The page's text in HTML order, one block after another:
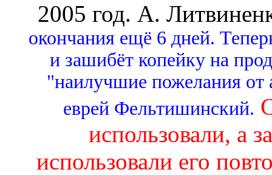
2005 год. А.
окончания ещё 6 дней.
и зашибёт копейку на
"наилучшие пожелания от
еврей Фельтишинский.
использовали, а
использовали его